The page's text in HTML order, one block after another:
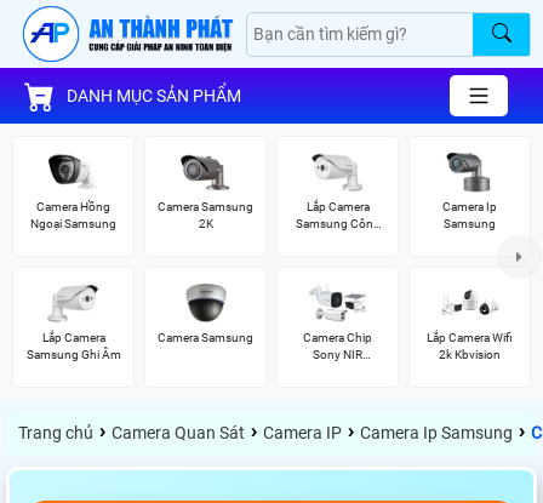
DANH MỤC SẢN PHẨM
Camera Hồng
Ngoại Samsung
Camera Samsung
2K
Lắp Camera
Samsung Công
Camera Ip
Samsung
Lắp Camera
Samsung Ghi Âm
Camera Samsung
Camera Chip
Sony NIR
Lắp Camera Wifi
2k Kbvision
Trang chủ › Camera Quan Sát › Camera IP › Camera Ip Samsung ›